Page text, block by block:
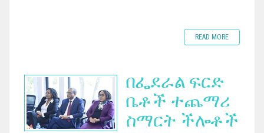
READ MORE
በፌደራል ፍርድ
ቤቶች ተጨማሪ
ስማርት ችሎቶች